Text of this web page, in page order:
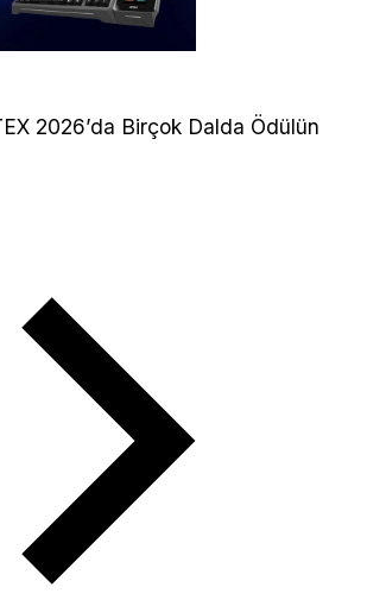
2026’da Birçok Dalda Ödülün